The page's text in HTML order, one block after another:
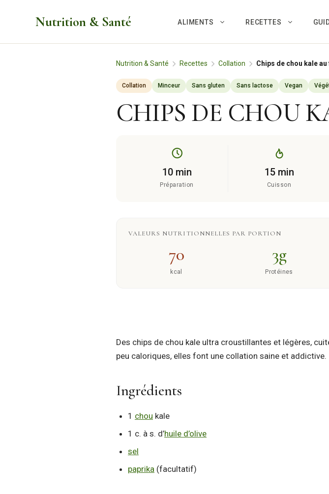
Nutrition & Santé ALIMENTS RECETTES
Nutrition & Santé Recettes Collation Chips de chou kale au
Collation Minceur Sans gluten Sans lactose Vegan
CHIPS DE CHOU
10 min
Préparation
15 min
Cuisson
VALEURS NUTRITIONNELLES PAR PORTION
70
kcal
3g
Protéines
Des chips de chou kale ultra croustillantes et légères,
peu caloriques, elles font une collation saine et addictive.
Ingrédients
1 chou kale
1 c. à s. d’huile d’olive
sel
paprika (facultatif)